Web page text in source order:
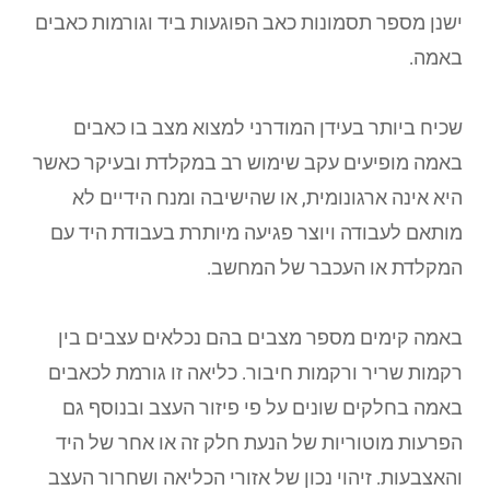
ישנן מספר תסמונות כאב הפוגעות ביד וגורמות כאבים
באמה.
שכיח ביותר בעידן המודרני למצוא מצב בו כאבים
באמה מופיעים עקב שימוש רב במקלדת ובעיקר כאשר
היא אינה ארגונומית, או שהישיבה ומנח הידיים לא
מותאם לעבודה ויוצר פגיעה מיותרת בעבודת היד עם
המקלדת או העכבר של המחשב.
באמה קימים מספר מצבים בהם נכלאים עצבים בין
רקמות שריר ורקמות חיבור. כליאה זו גורמת לכאבים
באמה בחלקים שונים על פי פיזור העצב ובנוסף גם
הפרעות מוטוריות של הנעת חלק זה או אחר של היד
והאצבעות. זיהוי נכון של אזורי הכליאה ושחרור העצב